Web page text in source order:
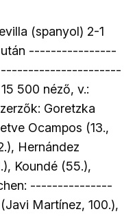
(spanyol) 2-1
után ----------------
500 néző, v.:
Goretzka
Ocampos (13.,
Hernández
Koundé (55.),
---------------
Martínez, 100.),